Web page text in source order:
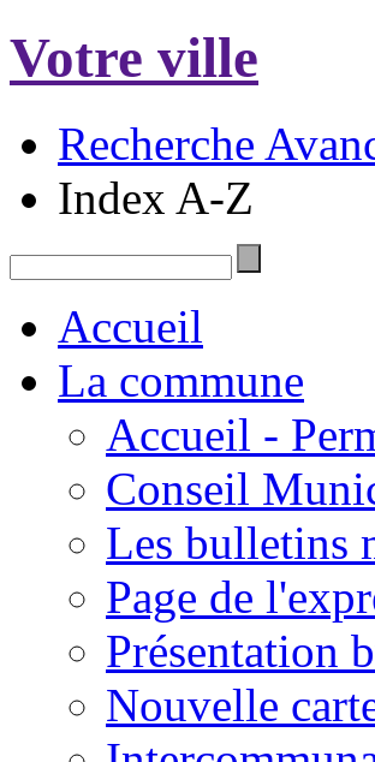
Votre ville
Recherche
Index A-Z
Accueil
La commune
Accueil -
Conseil
Les bulletins
Page de
Présentation
Nouvelle